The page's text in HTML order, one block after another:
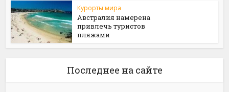
Курорты мира
Австралия намерена
привлечь туристов
пляжами
Последнее на сайте